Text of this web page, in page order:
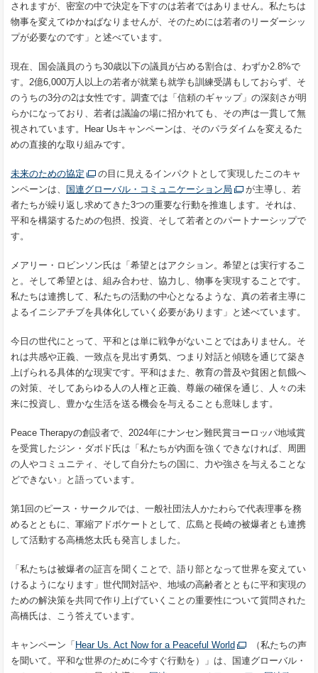
されますが、密室の中で決定を下すのは若者ではありません。私たちは
物事を変えてゆかねばなりませんが、そのためには若者のリーダーシッ
プが必要なのです」と述べています。
現在、国会議員のうち30歳以下の議員が占める割合は、わずか2.8%で
す。2億6,000万人以上の若者が就業も就学も訓練受講もしておらず、そ
のうちの3分の2は女性です。調査では「信頼のギャップ」の深刻さが明
らかになっており、若者は議論の場に招かれても、その声は一貫して無
視されています。Hear Usキャンペーンは、そのパラダイムを変えるた
めの直接的な取り組みです。
未来のための協定
の目に見えるインパクトとして実現したこのキャ
ンペーンは、
国連グローバル・コミュニケーション局
が主導し、若
者たちが繰り返し求めてきた3つの重要な行動を推進します。それは、
平和を構築するための包摂、投資、そして若者とのパートナーシップで
す。
メアリー・ロビンソン氏は「希望とはアクション。希望とは実行するこ
と。そして希望とは、組み合わせ、協力し、物事を実現することです。
私たちは連携して、私たちの活動の中心となるような、真の若者主導に
よるイニシアチブを具体化していく必要があります」と述べています。
今日の世代にとって、平和とは単に戦争がないことではありません。そ
れは共感や正義、一致点を見出す勇気、つまり対話と傾聴を通じて築き
上げられる具体的な現実です。平和はまた、教育の普及や貧困と飢餓へ
の対策、そしてあらゆる人の人権と正義、尊厳の確保を通じ、人々の未
来に投資し、豊かな生活を送る機会を与えることも意味します。
Peace Therapyの創設者で、2024年にナンセン難民賞ヨーロッパ地域賞
を受賞したジン・ダボド氏は「私たちが内面を強くできなければ、周囲
の人やコミュニティ、そして自分たちの国に、力や強さを与えることな
どできない」と語っています。
第1回のピース・サークルでは、一般社団法人かたわらで代表理事を務
めるとともに、軍縮アドボケートとして、広島と長崎の被爆者とも連携
して活動する高橋悠太氏も発言しました。
「私たちは被爆者の証言を聞くことで、語り部となって世界を変えてい
けるようになります」世代間対話や、地域の高齢者とともに平和実現の
ための解決策を共同で作り上げていくことの重要性について質問された
高橋氏は、こう答えています。
キャンペーン「 Hear Us. Act Now for a Peaceful World
（私たちの声
を聞いて。平和な世界のために今すぐ行動を）」は、国連グローバル・